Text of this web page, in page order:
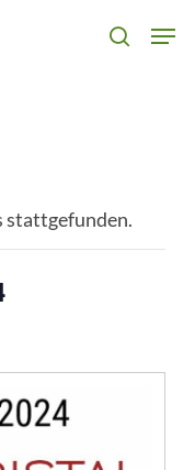
search
stattgefunden.